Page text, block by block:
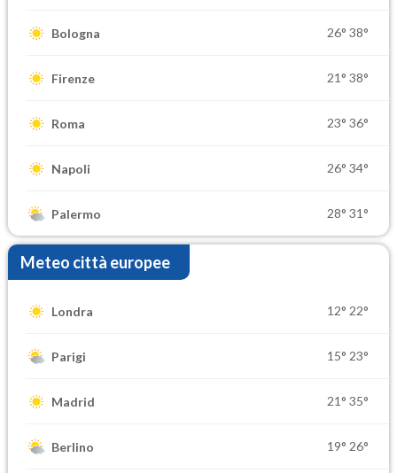
Bologna 26° 38°
Firenze 21° 38°
Roma 23° 36°
Napoli 26° 34°
Palermo 28° 31°
Meteo città europee
Londra 12° 22°
Parigi 15° 23°
Madrid 21° 35°
Berlino 19° 26°